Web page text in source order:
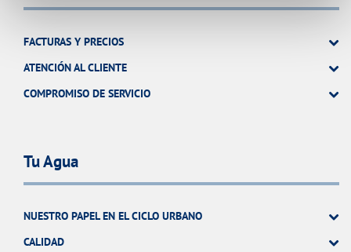
FACTURAS Y PRECIOS
ATENCIÓN AL CLIENTE
COMPROMISO DE SERVICIO
Tu Agua
NUESTRO PAPEL EN EL CICLO URBANO
CALIDAD